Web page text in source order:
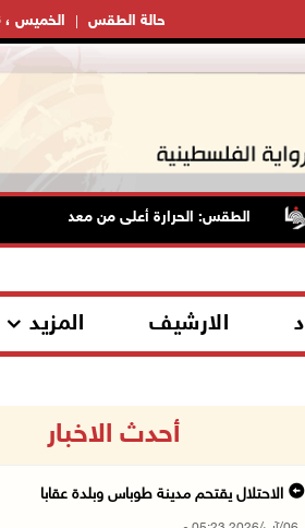
الخميس ، 06 آب ، 2026 حالة الطقس
الطقس: الحرارة أعلى من معدلها السنوي العام
الارشيف المزيد
أحدث الاخبار
الاحتلال يقتحم مدينة طوباس وبلدة عقابا